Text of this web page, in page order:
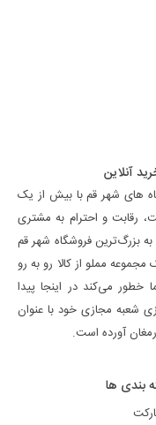
آنلاین
های شهر قم با بیش از یک
رقابت و احترام به مشتری
بزرگ‌ترین فروشگاه شهر قم
مملو از کالا رو به رو
می‌کند در اینجا پیدا
شعبه مجازی خود با عنوان
آورده است.
بندی ها